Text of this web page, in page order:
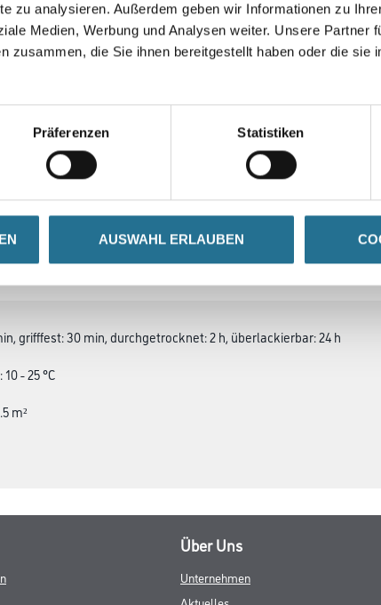
zu analysieren. Außerdem geben wir Informationen zu
Medien, Werbung und Analysen weiter. Unsere Partner
zusammen, die Sie ihnen bereitgestellt haben oder die sie
Präferenzen Statistiken
AUSWAHL ERLAUBEN
grifffest: 30 min, durchgetrocknet: 2 h, überlackierbar: 24 h
- 25 °C
m²
Über Uns
Unternehmen